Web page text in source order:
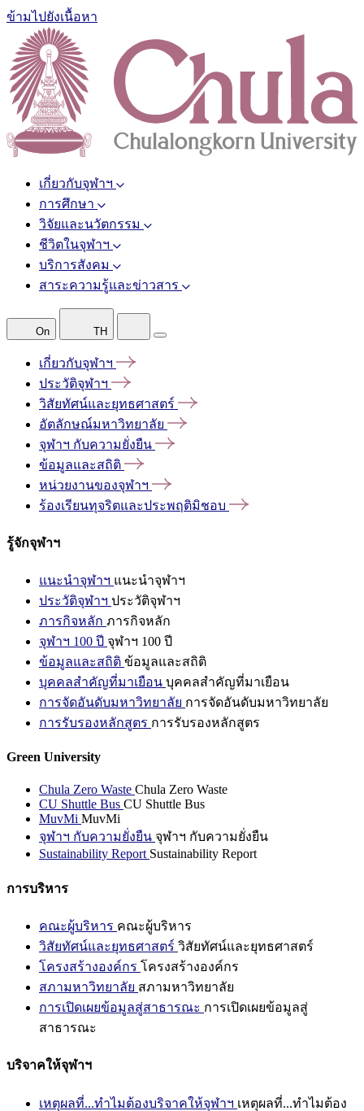
ข้ามไปยังเนื้อหา
เกี่ยวกับจุฬาฯ
การศึกษา
วิจัยและนวัตกรรม
ชีวิตในจุฬาฯ
บริการสังคม
สาระความรู้และข่าวสาร
On TH
เกี่ยวกับจุฬาฯ
ประวัติจุฬาฯ
วิสัยทัศน์และยุทธศาสตร์
อัตลักษณ์มหาวิทยาลัย
จุฬาฯ กับความยั่งยืน
ข้อมูลและสถิติ
หน่วยงานของจุฬาฯ
ร้องเรียนทุจริตและประพฤติมิชอบ
รู้จักจุฬาฯ
แนะนำจุฬาฯ แนะนำจุฬาฯ
ประวัติจุฬาฯ ประวัติจุฬาฯ
ภารกิจหลัก ภารกิจหลัก
จุฬาฯ 100 ปี จุฬาฯ 100 ปี
ข้อมูลและสถิติ ข้อมูลและสถิติ
บุคคลสำคัญที่มาเยือน บุคคลสำคัญที่มาเยือน
การจัดอันดับมหาวิทยาลัย การจัดอันดับมหาวิทยาลัย
การรับรองหลักสูตร การรับรองหลักสูตร
Green University
Chula Zero Waste Chula Zero Waste
CU Shuttle Bus CU Shuttle Bus
MuvMi MuvMi
จุฬาฯ กับความยั่งยืน จุฬาฯ กับความยั่งยืน
Sustainability Report Sustainability Report
การบริหาร
คณะผู้บริหาร คณะผู้บริหาร
วิสัยทัศน์และยุทธศาสตร์ วิสัยทัศน์และยุทธศาสตร์
โครงสร้างองค์กร โครงสร้างองค์กร
สภามหาวิทยาลัย สภามหาวิทยาลัย
การเปิดเผยข้อมูลสู่สาธารณะ การเปิดเผยข้อมูลสู่
สาธารณะ
บริจาคให้จุฬาฯ
เหตุผลที่...ทำไมต้องบริจาคให้จุฬาฯ เหตุผลที่...ทำไมต้อง